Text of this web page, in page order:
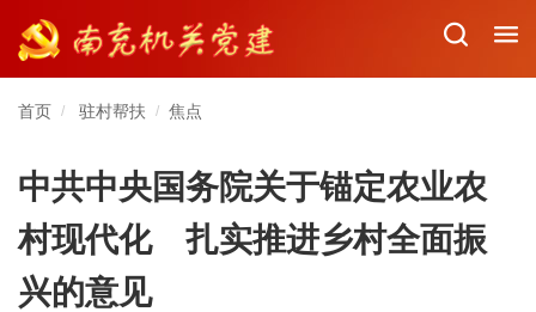
首页 / 驻村帮扶 / 焦点
中共中央国务院关于锚定农业农
村现代化 扎实推进乡村全面振
兴的意见